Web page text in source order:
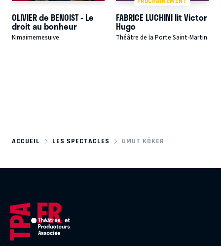
OLIVIER de BENOIST - Le
droit au bonheur
Kimaimemesuive
FABRICE LUCHINI lit Victor
Hugo
Théâtre de la Porte Saint-Martin
ACCUEIL LES SPECTACLES UMUT KÖKER